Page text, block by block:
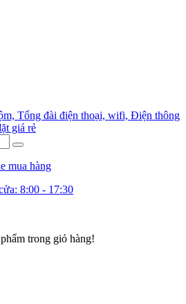
mua hàng
8:00 - 17:30
trong giỏ hàng!